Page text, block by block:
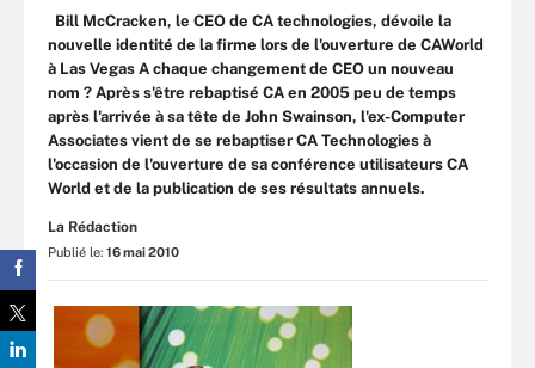
Bill McCracken, le CEO de CA technologies, dévoile la
nouvelle identité de la firme lors de l'ouverture de CAWorld
à Las Vegas A chaque changement de CEO un nouveau
nom ? Après s'être rebaptisé CA en 2005 peu de temps
après l'arrivée à sa tête de John Swainson, l'ex-Computer
Associates vient de se rebaptiser CA Technologies à
l'occasion de l'ouverture de sa conférence utilisateurs CA
World et de la publication de ses résultats annuels.
La Rédaction
Publié le: 16 mai 2010